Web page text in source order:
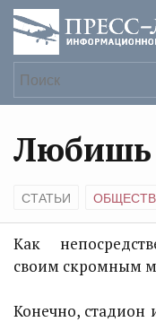
Любишь
СТАТЬИ
Как
своим скромным
Конечно, стадион